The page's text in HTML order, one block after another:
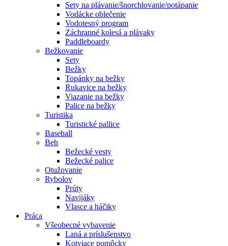
Sety na plávanie/šnorchlovanie/potápanie
Vodácke oblečenie
Vodotesný program
Záchranné kolesá a plávaky
Paddleboardy
Bežkovanie
Sety
Bežky
Topánky na bežky
Rukavice na bežky
Viazanie na bežky
Palice na bežky
Turistika
Turistické pallice
Baseball
Beh
Bežecké vesty
Bežecké palice
Otužovanie
Rybolov
Prúty
Navijáky
Vlasce a háčiky
Práca
Všeobecné vybavenie
Laná a príslušenstvo
Kotviace pomôcky